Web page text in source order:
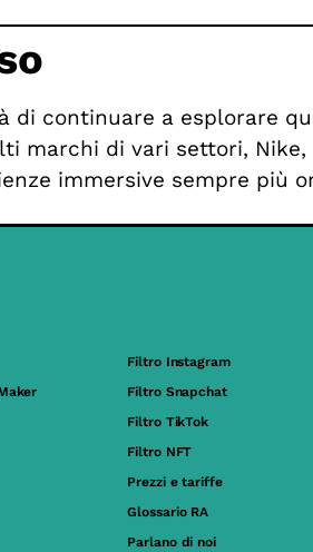
di continuare a esplorare
marchi di vari settori,
immersive sempre più
Filtro Instagram
Filtro Snapchat
Filtro TikTok
Filtro NFT
Prezzi e tariffe
Glossario RA
Parlano di noi